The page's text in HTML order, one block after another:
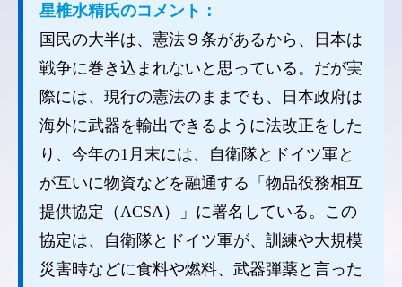
星椎水精氏のコメント：
国民の大半は、憲法９条があるから、日本は
戦争に巻き込まれないと思っている。だが実
際には、現行の憲法のままでも、日本政府は
海外に武器を輸出できるように法改正をした
り、今年の1月末には、自衛隊とドイツ軍と
が互いに物資などを融通する「物品役務相互
提供協定（ACSA）」に署名している。この
協定は、自衛隊とドイツ軍が、訓練や大規模
災害時などに食料や燃料、武器弾薬と言った